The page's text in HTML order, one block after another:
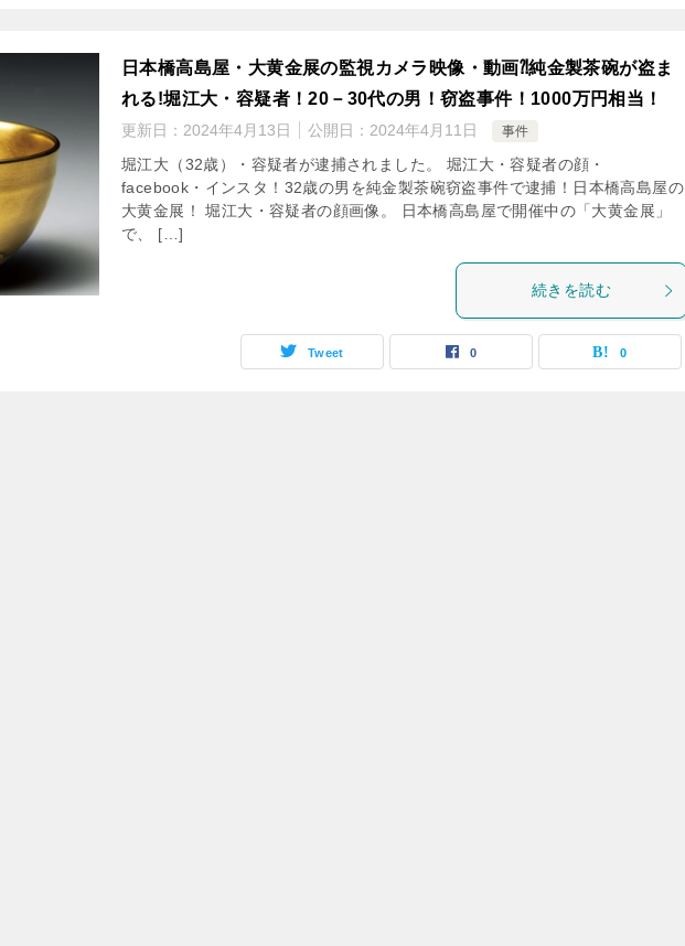
日本橋高島屋・大黄金展の監視カメラ映像・動画⁈純金製茶碗が盗ま
れる!堀江大・容疑者！20－30代の男！窃盗事件！1000万円相当！
更新日： 2024年4月13日 公開日： 2024年4月11日 事件
堀江大（32歳）・容疑者が逮捕されました。 堀江大・容疑者の顔・
facebook・インスタ！32歳の男を純金製茶碗窃盗事件で逮捕！日本橋高島屋の
大黄金展！ 堀江大・容疑者の顔画像。 日本橋高島屋で開催中の「大黄金展」
で、 […]
続きを読む
Tweet 0 0